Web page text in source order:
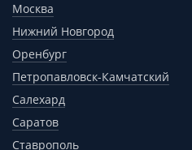
Москва
Нижний Новгород
Оренбург
Петропавловск-Камчатский
Салехард
Саратов
Ставрополь